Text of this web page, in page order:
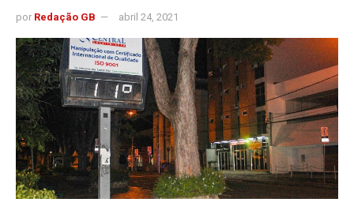
por Redação GB abril 24, 2021